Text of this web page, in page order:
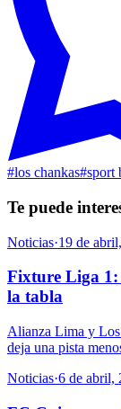
#los chankas#sport
Te puede
Noticias·19 de
Fixture Liga 1:
la tabla
Alianza Lima y Los
deja una pista
Noticias·6 de abril,